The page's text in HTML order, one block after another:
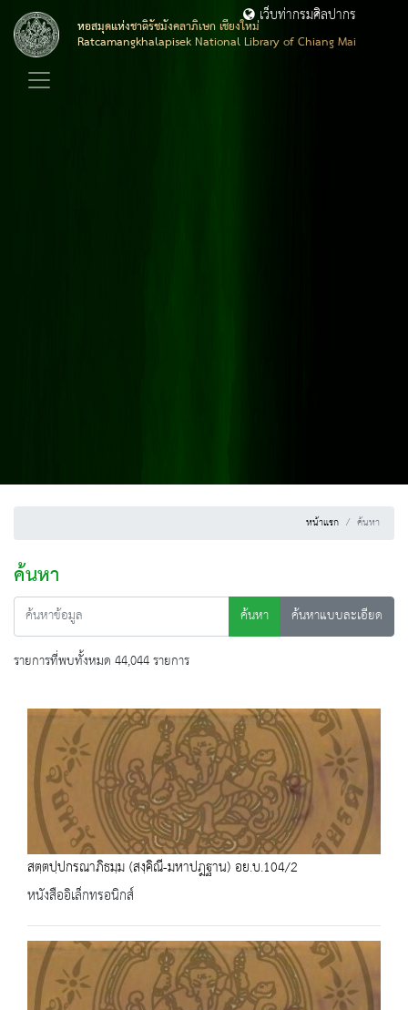
หอสมุดแห่งชาติรัชมังคลาภิเษก เชียงใหม่
Ratcamangkhalapisek National Library of Chiang Mai
เว็บท่ากรมศิลปากร
หน้าแรก ค้นหา
ค้นหา
ค้นหา
ค้นหาแบบละเอียด
รายการที่พบทั้งหมด 44,044 รายการ
สตฺตปฺปกรณาภิธมฺม (สงฺคิณี-มหาปฎฐาน) อย.บ.104/2
หนังสืออิเล็กทรอนิกส์